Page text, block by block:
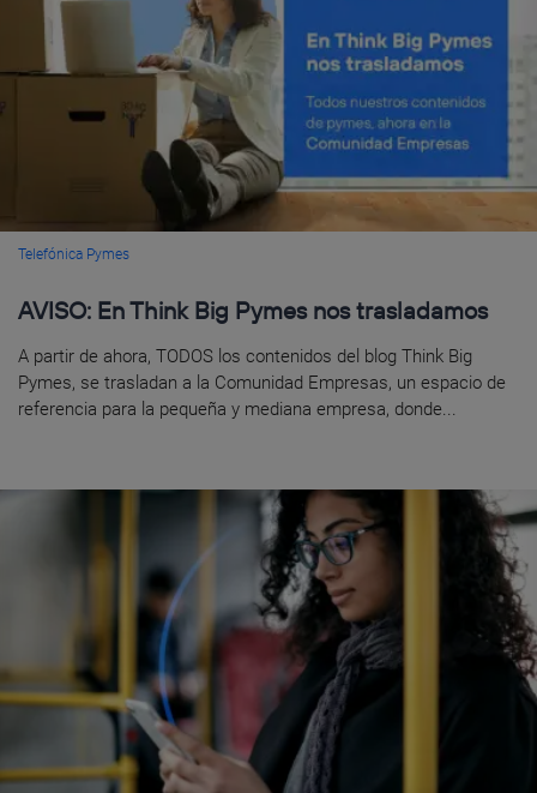
Telefónica Pymes
AVISO: En Think Big Pymes nos trasladamos
A partir de ahora, TODOS los contenidos del blog Think Big
Pymes, se trasladan a la Comunidad Empresas, un espacio de
referencia para la pequeña y mediana empresa, donde...